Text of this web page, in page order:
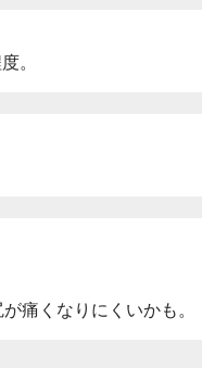
。
痛くなりにくいかも。